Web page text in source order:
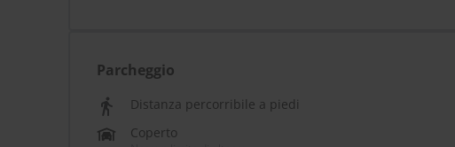
Parcheggio
Distanza percorribile a piedi
Coperto